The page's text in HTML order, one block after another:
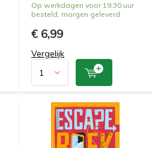
Op werkdagen voor 19:30 uur
besteld, morgen geleverd
€ 6,99
Vergelijk